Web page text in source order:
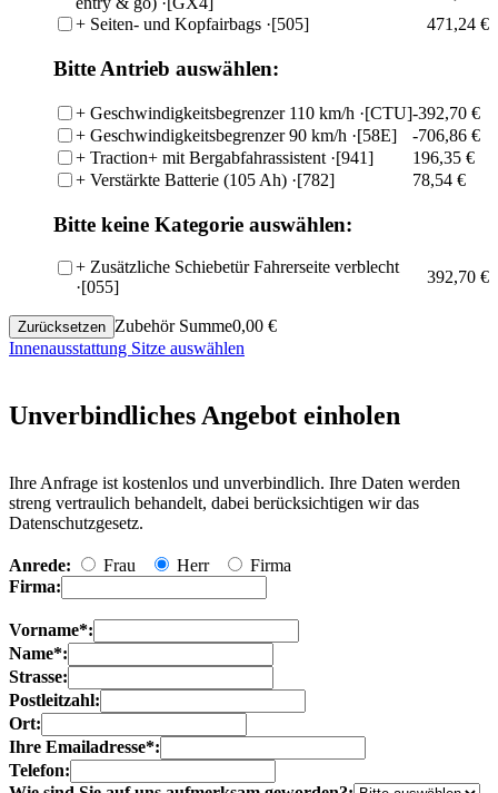
+ Seiten- und Kopfairbags ·[505] 471,24 €
Bitte Antrieb auswählen:
+ Geschwindigkeitsbegrenzer 110 km/h ·[CTU]-392,70 €
+ Geschwindigkeitsbegrenzer 90 km/h ·[58E]
-706,86 €
+ Traction+ mit Bergabfahrassistent ·[941]
196,35 €
+ Verstärkte Batterie (105 Ah) ·[782] 78,54 €
Bitte keine Kategorie auswählen:
+ Zusätzliche Schiebetür Fahrerseite verblecht
·[055]
392,70 €
Zurücksetzen Zubehör Summe0,00 €
Innenausstattung Sitze auswählen
Unverbindliches Angebot einholen
Ihre Anfrage ist kostenlos und unverbindlich. Ihre Daten werden
streng vertraulich behandelt, dabei berücksichtigen wir das
Datenschutzgesetz.
Anrede: Frau Herr
Firma
Firma:
Vorname*:
Name*:
Strasse:
Postleitzahl:
Ort:
Ihre Emailadresse*:
Telefon: